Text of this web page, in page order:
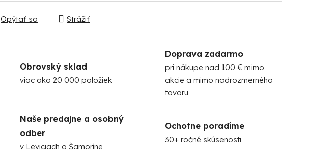
Opýtať sa Strážiť
Obrovský sklad
viac ako 20 000 položiek
Doprava zadarmo
pri nákupe nad 100 € mimo
akcie a mimo nadrozmerného
tovaru
Naše predajne a osobný
odber
v Leviciach a Šamoríne
Ochotne poradíme
30+ ročné skúsenosti